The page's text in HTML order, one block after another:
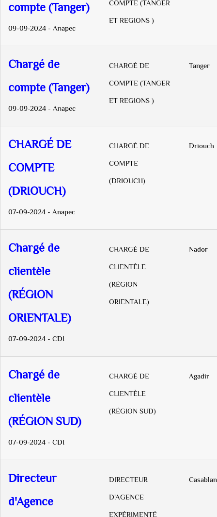
compte (Tanger)
09-09-2024 - Anapec
COMPTE (TANGER
ET REGIONS )
Chargé de
compte (Tanger)
09-09-2024 - Anapec
CHARGÉ DE
COMPTE (TANGER
ET REGIONS )
Tanger
CHARGÉ DE
COMPTE
(DRIOUCH)
07-09-2024 - Anapec
CHARGÉ DE
COMPTE
(DRIOUCH)
Driouch
Chargé de
clientèle
(RÉGION
ORIENTALE)
07-09-2024 - CDI
CHARGÉ DE
CLIENTÈLE
(RÉGION
ORIENTALE)
Nador
Chargé de
clientèle
(RÉGION SUD)
07-09-2024 - CDI
CHARGÉ DE
CLIENTÈLE
(RÉGION SUD)
Agadir
Directeur
d'Agence
DIRECTEUR
D'AGENCE